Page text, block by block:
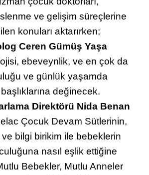
ve gelişim süreçlerine
konuları aktarırken;
Ceren Gümüş Yaşa
ebeveynlik, ve en çok da
ve günlük yaşamda
değinecek.
Direktörü Nida Benan
Çocuk Devam Sütlerinin,
bilgi birikim ile bebeklerin
nasıl eşlik ettiğine
Bebekler, Mutlu Anneler